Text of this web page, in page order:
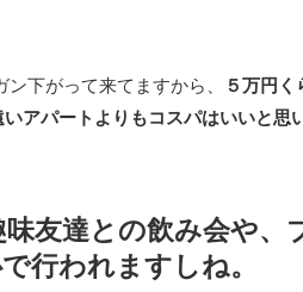
下がって来てますから、
５万円
アパートよりもコスパはいいと思
友達との飲み会や、
行われますしね。